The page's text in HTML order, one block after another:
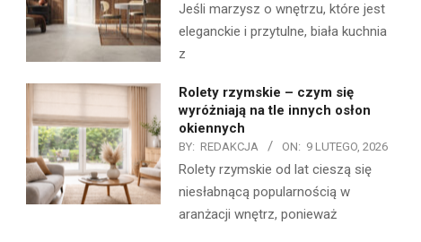
Jeśli marzysz o wnętrzu, które jest
eleganckie i przytulne, biała kuchnia
z
Rolety rzymskie – czym się
wyróżniają na tle innych osłon
okiennych
BY: REDAKCJA ON: 9 LUTEGO, 2026
Rolety rzymskie od lat cieszą się
niesłabnącą popularnością w
aranżacji wnętrz, ponieważ